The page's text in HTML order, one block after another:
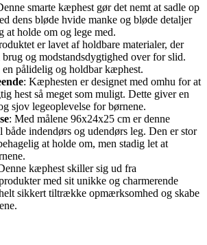
smarte kæphest gør det nemt at sadle op
dens bløde hvide manke og bløde detaljer
at holde om og lege med.
er lavet af holdbare materialer, der
og modstandsdygtighed over for slid.
pålidelig og holdbar kæphest.
: Kæphesten er designet med omhu for at
hest så meget som muligt. Dette giver en
sjov legeoplevelse for børnene.
: Med målene 96x24x25 cm er denne
indendørs og udendørs leg. Den er stor
at holde om, men stadig let at
kæphest skiller sig ud fra
med sit unikke og charmerende
sikkert tiltrække opmærksomhed og skabe